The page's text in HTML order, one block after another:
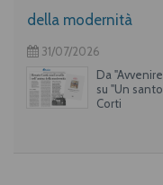
della modernità
31/07/2026
Da
su "Un
Corti